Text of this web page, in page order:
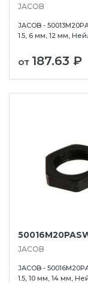
JACOB
JACOB -
1.5, 6 мм, 12 мм,
от 187.63 ₽
JACOB
JACOB -
1.5, 10 мм, 14 мм,